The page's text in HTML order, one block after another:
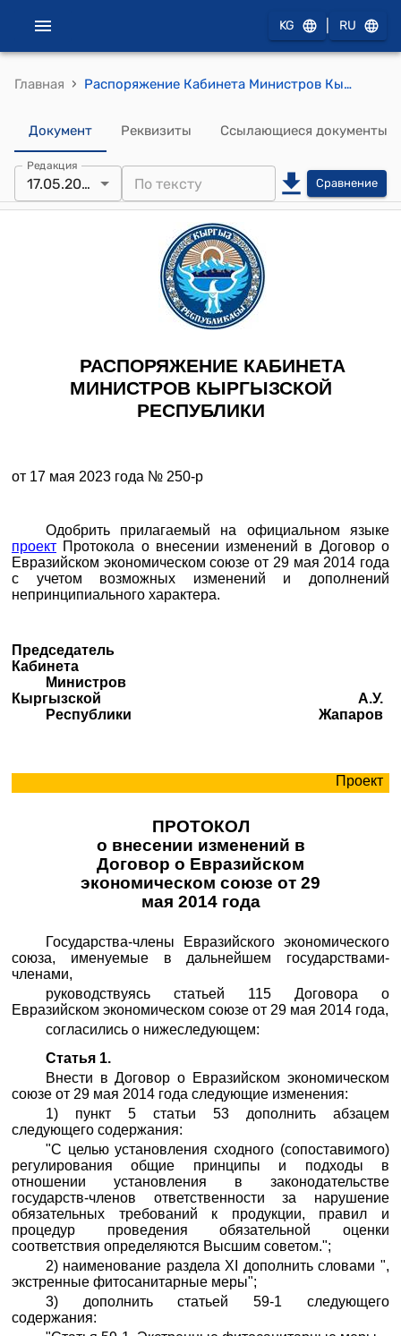
KG RU
Главная › Распоряжение Кабинета Министров Кыргызской Республики от 17 мая 2023 года № 250-р (Об одобрении проекта Протокола о внесении изменений в Договор о Евразийском экономическом союзе от 29 мая 2014 года)
Документ Реквизиты Ссылающиеся документы
Редакция
17.05.2023 Сравнение